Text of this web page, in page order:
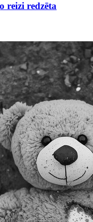
reizi redzēta